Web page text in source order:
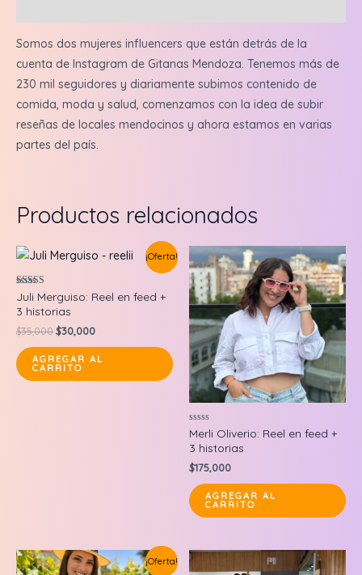
Somos dos mujeres influencers que están detrás de la
cuenta de Instagram de Gitanas Mendoza. Tenemos más de
230 mil seguidores y diariamente subimos contenido de
comida, moda y salud, comenzamos con la idea de subir
reseñas de locales mendocinos y ahora estamos en varias
partes del país.
Productos relacionados
¡Oferta!
Valorado en
5.00
de 5
Juli Merguiso: Reel en feed +
3 historias
$35,000Original
was:
$35,000.
$30,000Current
is:
AGREGAR AL
CARRITO
Valorado
en
0
de
5
Merli Oliverio: Reel en feed +
3 historias
$175,000
AGREGAR AL
CARRITO
¡Oferta!